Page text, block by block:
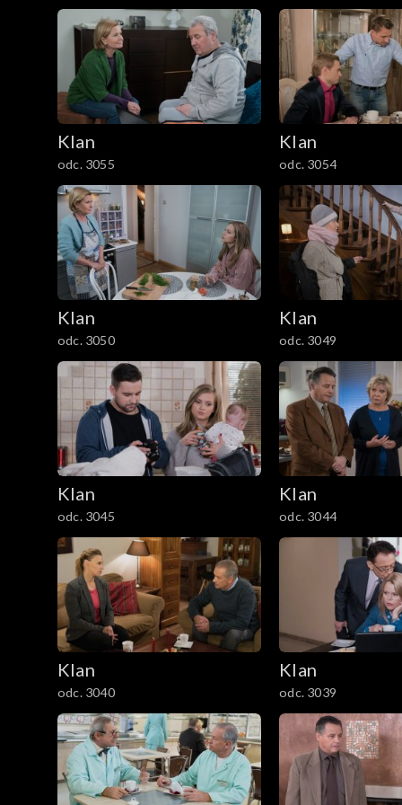
1101–1200
1001–1100
901–1000
801–900
701–800
601–700
501–600
401–500
301–400
201–300
101–200
1–100
Klan
odc. 3055
Klan
odc. 3054
Klan
odc. 3050
Klan
odc. 3049
Klan
odc. 3045
Klan
odc. 3044
Klan
odc. 3040
Klan
odc. 3039